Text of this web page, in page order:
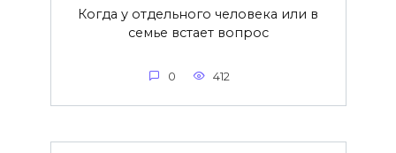
Когда у отдельного человека или в
семье встает вопрос
0 412